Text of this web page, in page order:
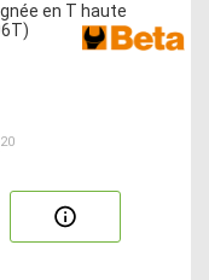
en T haute
20